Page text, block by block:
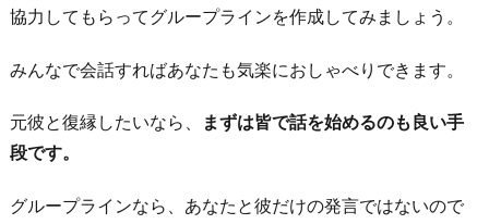
協力してもらってグループラインを作成してみましょう。
みんなで会話すればあなたも気楽におしゃべりできます。
元彼と復縁したいなら、
まずは皆で話を始めるのも良い手
段です。
グループラインなら、あなたと彼だけの発言ではないので